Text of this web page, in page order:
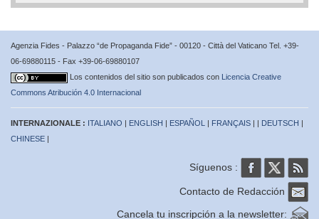
Agenzia Fides - Palazzo “de Propaganda Fide” - 00120 - Città del Vaticano Tel. +39-
06-69880115 - Fax +39-06-69880107
Los contenidos del sitio son publicados con Licencia Creative
Commons Atribución 4.0 Internacional
INTERNAZIONALE : ITALIANO | ENGLISH | ESPAÑOL | FRANÇAIS | | DEUTSCH |
CHINESE |
Síguenos :
Contacto de Redacción
Cancela tu inscripción a la newsletter: